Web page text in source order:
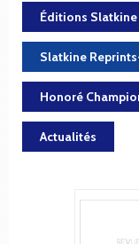
Éditions Slatkine
Slatkine
Honoré
Actualités